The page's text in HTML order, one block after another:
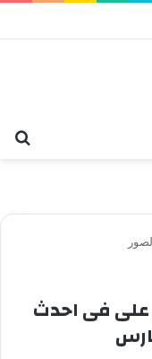
على فى احدث